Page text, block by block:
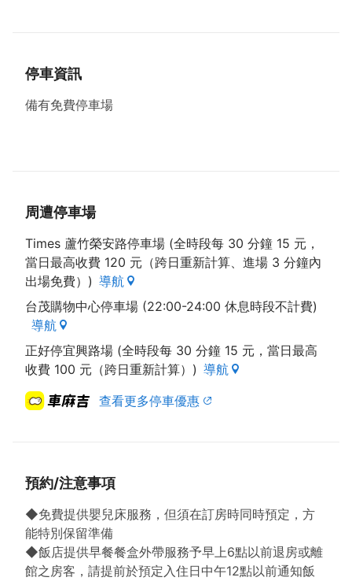
停車資訊
備有免費停車場
周遭停車場
Times 蘆竹榮安路停車場 (全時段每 30 分鐘 15 元，
當日最高收費 120 元（跨日重新計算、進場 3 分鐘內
出場免費）) 導航
台茂購物中心停車場 (22:00-24:00 休息時段不計費)
導航
正好停宜興路場 (全時段每 30 分鐘 15 元，當日最高
收費 100 元（跨日重新計算）) 導航
查看更多停車優惠
預約/注意事項
◆免費提供嬰兒床服務，但須在訂房時同時預定，方
能特別保留準備
◆飯店提供早餐餐盒外帶服務予早上6點以前退房或離
館之房客，請提前於預定入住日中午12點以前通知飯